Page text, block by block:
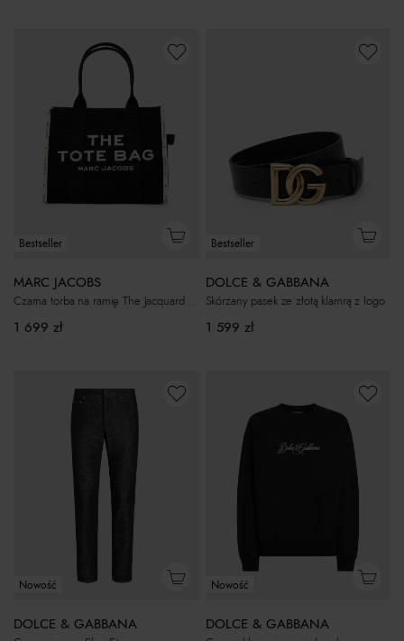
Bestseller
MARC JACOBS
Czarna torba na ramię The Jacquard Large Tote
1 699 zł
Bestseller
DOLCE & GABBANA
Skórzany pasek ze złotą klamrą z logo
1 599 zł
Nowość
DOLCE & GABBANA
Nowość
DOLCE & GABBANA